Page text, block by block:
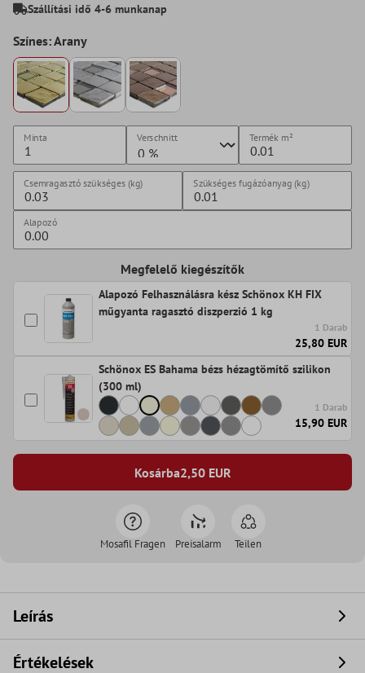
Szállítási idő 4-6 munkanap
Színes: Arany
Minta Verschnitt Termék m²
Csemragasztó szükséges (kg) Szükséges fugázóanyag (kg)
Alapozó
Megfelelő kiegészítők
Alapozó Felhasználásra kész Schönox KH FIX
műgyanta ragasztó diszperzió 1 kg
1 Darab
25,80 EUR
Schönox ES Bahama bézs hézagtömítő szilikon
(300 ml)
1 Darab
15,90 EUR
Kosárba2,50EUR
Mosafil Fragen Preisalarm Teilen
Leírás
Értékelések